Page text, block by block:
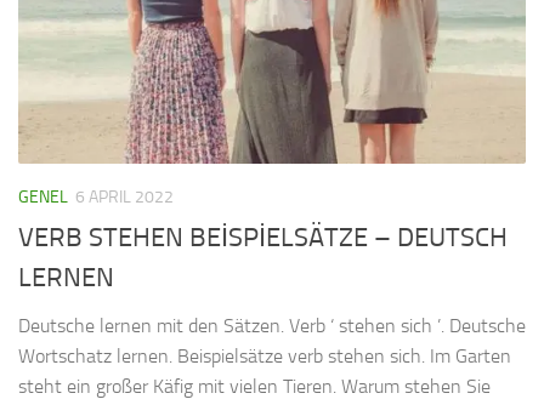
GENEL 6 APRIL 2022
VERB STEHEN BEİSPİELSÄTZE – DEUTSCH
LERNEN
Deutsche lernen mit den Sätzen. Verb ‘ stehen sich ’. Deutsche
Wortschatz lernen. Beispielsätze verb stehen sich. Im Garten
steht ein großer Käfig mit vielen Tieren. Warum stehen Sie